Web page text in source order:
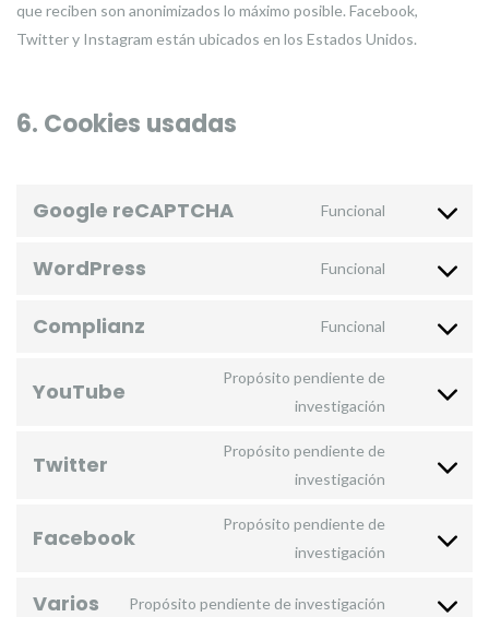
que reciben son anonimizados lo máximo posible. Facebook,
Twitter y Instagram están ubicados en los Estados Unidos.
6. Cookies usadas
Google reCAPTCHA Funcional
Consent
service
recaptcha
WordPress Funcional
Consent
service
Complianz Funcional
Consent
service
YouTube
Propósito pendiente de
investigación
Consent
service
Twitter
Propósito pendiente de
investigación
Consent
service
Facebook
Propósito pendiente de
investigación
Consent
service
Varios Propósito pendiente de investigación